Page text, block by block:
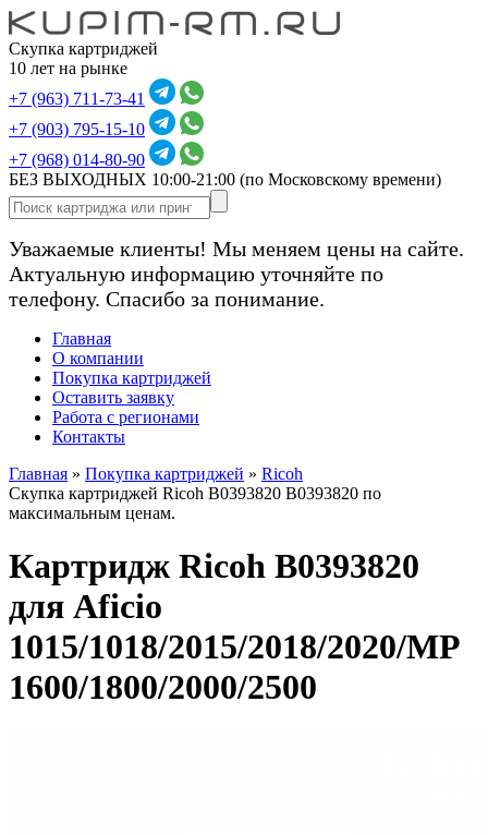
Скупка картриджей
10 лет на рынке
+7 (963) 711-73-41
+7 (903) 795-15-10
+7 (968) 014-80-90
БЕЗ ВЫХОДНЫХ 10:00-21:00 (по Московскому времени)
Уважаемые клиенты! Мы меняем цены на сайте.
Актуальную информацию уточняйте по
телефону. Спасибо за понимание.
Главная
О компании
Покупка картриджей
Оставить заявку
Работа с регионами
Контакты
Главная » Покупка картриджей » Ricoh
Скупка картриджей Ricoh B0393820 B0393820 по
максимальным ценам.
Картридж Ricoh B0393820
для Aficio
1015/1018/2015/2018/2020/MP
1600/1800/2000/2500